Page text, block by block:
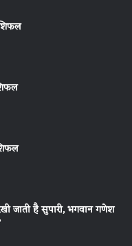
जाती है सुपारी, भगवान गणेश